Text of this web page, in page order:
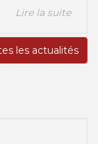
Lire la suite
les actualités